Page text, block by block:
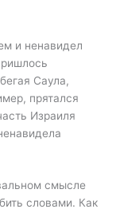
и ненавидел
Саула,
прятался
Израиля
смысле
словами. Как